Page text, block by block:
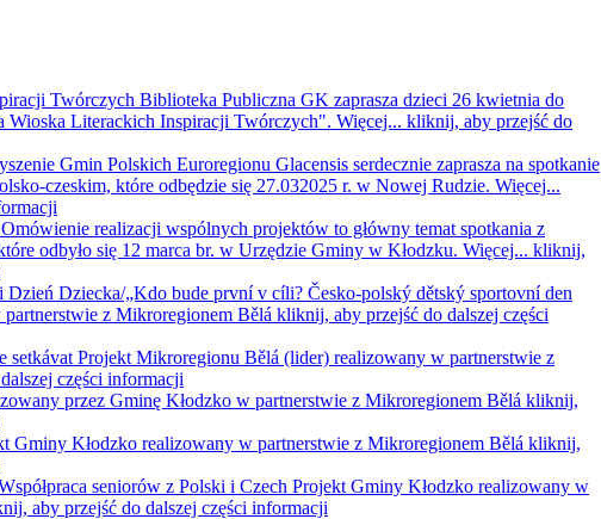
Twórczych Biblioteka Publiczna GK zaprasza dzieci 26 kwietnia do
Wioska Literackich Inspiracji Twórczych". Więcej... kliknij, aby przejść do
Gmin Polskich Euroregionu Glacensis serdecznie zaprasza na spotkanie
czeskim, które odbędzie się 27.032025 r. w Nowej Rudzie. Więcej...
Omówienie realizacji wspólnych projektów to główny temat spotkania z
odbyło się 12 marca br. w Urzędzie Gminy w Kłodzku. Więcej... kliknij,
Dzień Dziecka/„Kdo bude první v cíli? Česko-polský dětský sportovní den
z Mikroregionem Bělá kliknij, aby przejść do dalszej części
setkávat Projekt Mikroregionu Bělá (lider) realizowany w partnerstwie z
części informacji
przez Gminę Kłodzko w partnerstwie z Mikroregionem Bělá kliknij,
Gminy Kłodzko realizowany w partnerstwie z Mikroregionem Bělá kliknij,
seniorów z Polski i Czech Projekt Gminy Kłodzko realizowany w
aby przejść do dalszej części informacji